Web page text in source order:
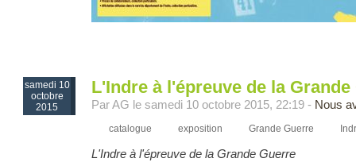
samedi 10
octobre
2015
L'Indre à l'épreuve de la Grande
Par AG le samedi 10 octobre 2015, 22:19 - Nous
catalogue exposition Grande Guerre
L'Indre à l'épreuve de la Grande Guerre